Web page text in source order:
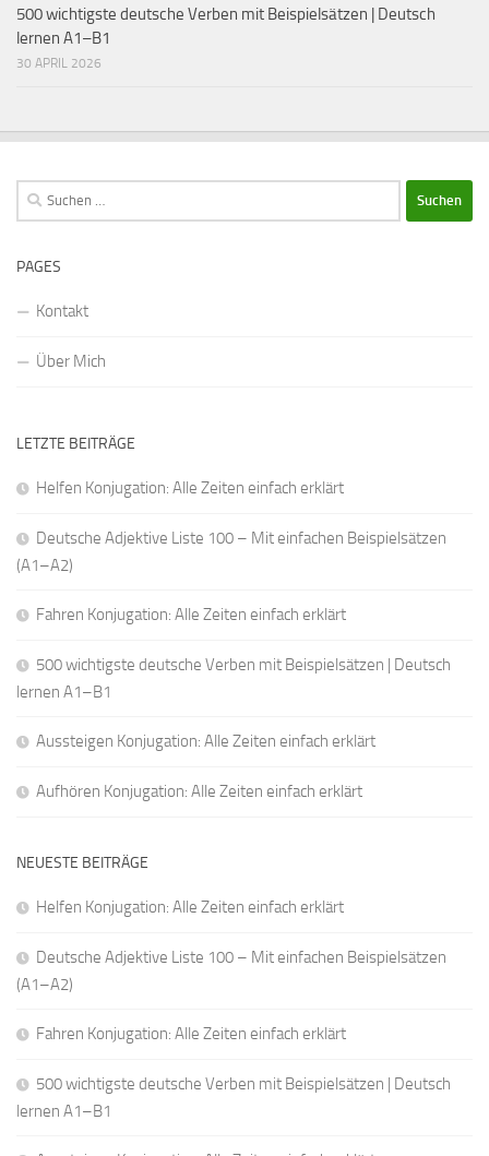
500 wichtigste deutsche Verben mit Beispielsätzen | Deutsch
lernen A1–B1
30 APRIL 2026
Suchen
nach:
PAGES
Kontakt
Über Mich
LETZTE BEITRÄGE
Helfen Konjugation: Alle Zeiten einfach erklärt
Deutsche Adjektive Liste 100 – Mit einfachen Beispielsätzen
(A1–A2)
Fahren Konjugation: Alle Zeiten einfach erklärt
500 wichtigste deutsche Verben mit Beispielsätzen | Deutsch
lernen A1–B1
Aussteigen Konjugation: Alle Zeiten einfach erklärt
Aufhören Konjugation: Alle Zeiten einfach erklärt
NEUESTE BEITRÄGE
Helfen Konjugation: Alle Zeiten einfach erklärt
Deutsche Adjektive Liste 100 – Mit einfachen Beispielsätzen
(A1–A2)
Fahren Konjugation: Alle Zeiten einfach erklärt
500 wichtigste deutsche Verben mit Beispielsätzen | Deutsch
lernen A1–B1